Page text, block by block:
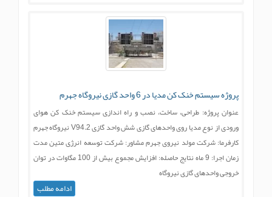
پروژه سیستم خنک کن مدیا در 6 واحد گازی نیروگاه جهرم
عنوان پروژه: طراحی، ساخت، نصب و راه اندازی سیستم خنک کن هوای
ورودی از نوع مدیا روی واحدهای گازی شش واحد گازی V94.2 نیروگاه جهرم
کارفرما: شرکت مولد نیروی جهرم مشاور: شرکت توسعه انرژی متین مدت
زمان اجرا: 9 ماه نتایج حاصله: افزایش مجموع بیش از 100 مگاوات در توان
خروجی واحدهای گازی نیروگاه
ادامه مطلب